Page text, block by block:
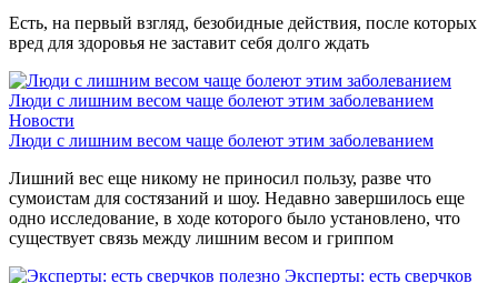
Есть, на первый взгляд, безобидные действия, после которых
вред для здоровья не заставит себя долго ждать
Люди с лишним весом чаще болеют этим заболеванием
Новости
Люди с лишним весом чаще болеют этим заболеванием
Лишний вес еще никому не приносил пользу, разве что
сумоистам для состязаний и шоу. Недавно завершилось еще
одно исследование, в ходе которого было установлено, что
существует связь между лишним весом и гриппом
Эксперты: есть сверчков